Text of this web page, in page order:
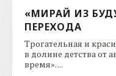
«МИРАЙ ИЗ
ПЕРЕХОДА
Трогательная и
в долине детства от
время». ...